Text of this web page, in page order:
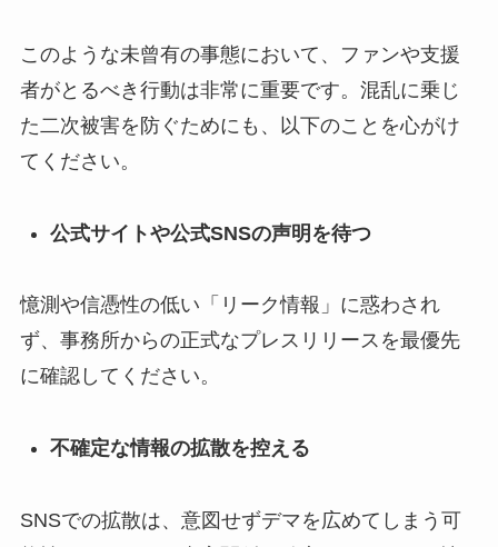
このような未曾有の事態において、ファンや支援
者がとるべき行動は非常に重要です。混乱に乗じ
た二次被害を防ぐためにも、以下のことを心がけ
てください。
公式サイトや公式SNSの声明を待つ
憶測や信憑性の低い「リーク情報」に惑わされ
ず、事務所からの正式なプレスリリースを最優先
に確認してください。
不確定な情報の拡散を控える
SNSでの拡散は、意図せずデマを広めてしまう可